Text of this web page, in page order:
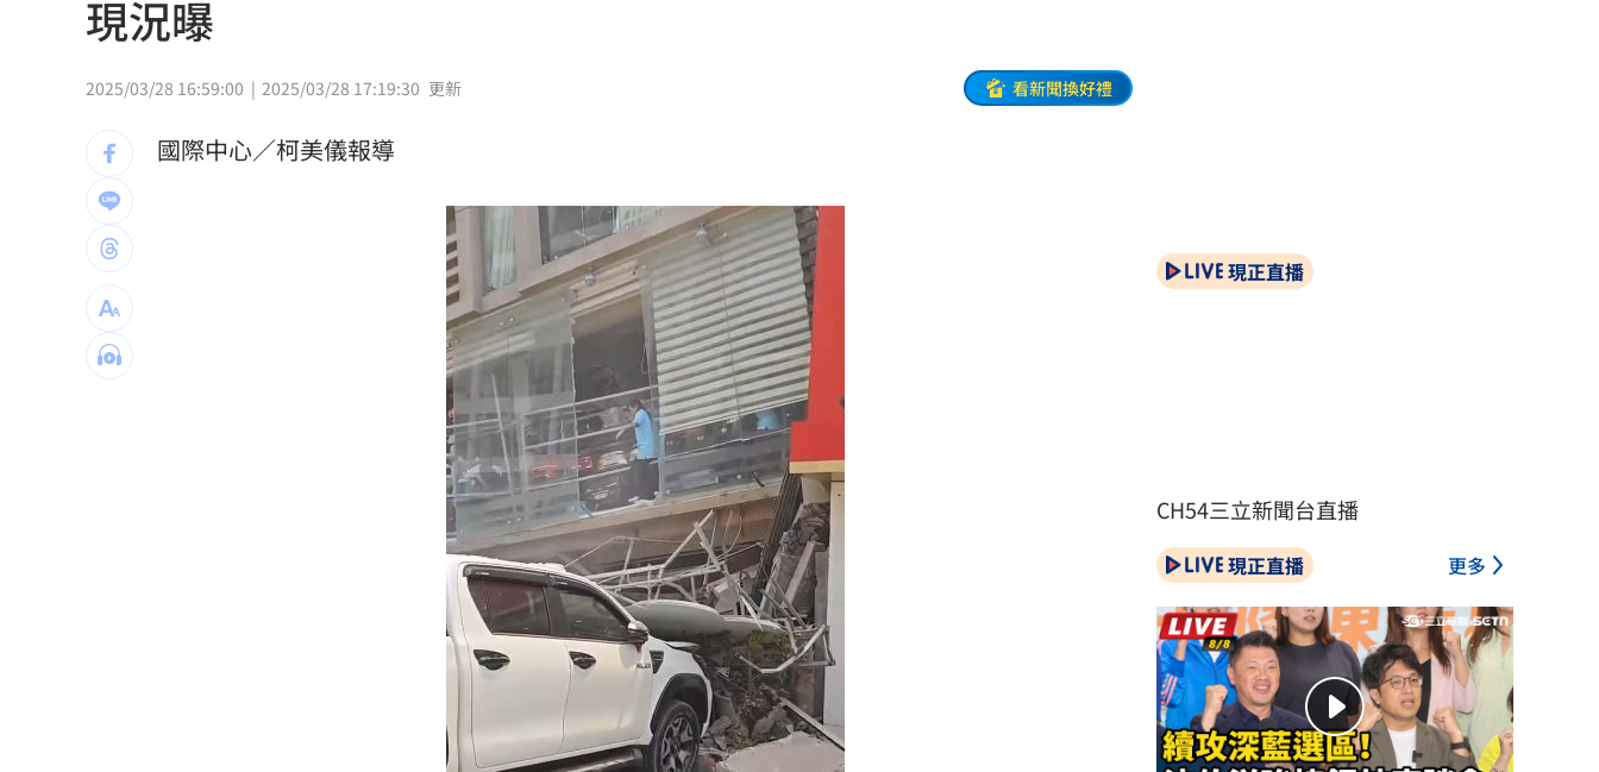
演活腦麻患者奪獎 柯淑勤愛女放話嗆媽媽
役男潛逃被抓曝悲慘處境！兄母入獄缺錢花
雨天鞋子濕「1錯誤習慣」香港腳黴菌狂長
白海豚殺到家門口！下週恐又有熱帶擾動 14:36
自稱台大學姐遭追問 姜厚任女友回應了 14:33
聽一句「老公」！單親媽交5卡下場慘 14:32
非洲這國拒絕台灣護照入境 外交部發聲了 14:32
不斷更新／8日國籍航空、船班異動一次看 14:30
中國富婆加60場吻戲 短劇剛上線慘遭下架 14:28
亡妹慘遭公公毒手 表姊曝父親節悲傷現況 14:27
18:00
現況曝
2025/03/28 16:59:00 2025/03/28 17:19:30 更新 看新聞換好禮
國際中心／柯美儀報導
現正直播
CH54三立新聞台直播
現正直播 更多